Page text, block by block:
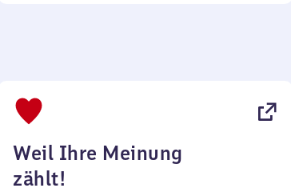
Weil Ihre Meinung
zählt!